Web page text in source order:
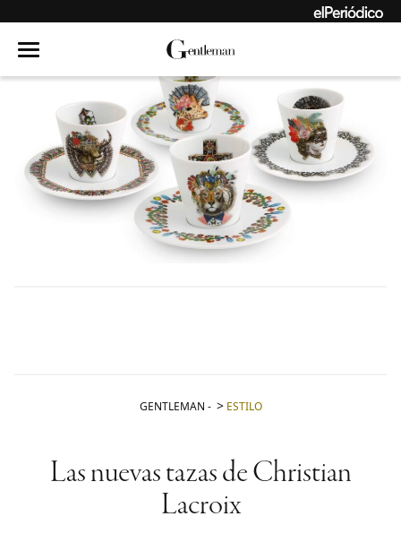
GENTLEMAN - ESTILO
Las nuevas tazas de Christian
Lacroix